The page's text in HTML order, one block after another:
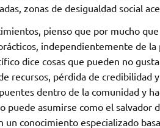
zonas de desigualdad social
pienso que por mucho
independientemente de
dice cosas que pueden no
recursos, pérdida de credibilidad
dentro de la comunidad y
puede asumirse como el salvador
un conocimiento especializado